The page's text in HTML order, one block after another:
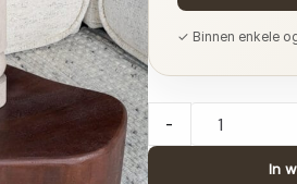
✓ Binnen enkele
Vloerkleed
Nicole
Grijs
-
In